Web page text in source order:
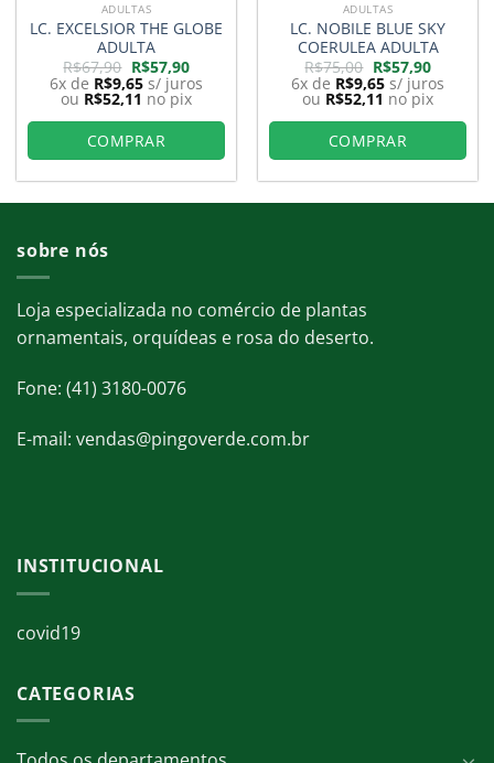
ADULTAS
LC. EXCELSIOR THE GLOBE
ADULTA
R$67,90 O
preço
original
era:
R$67,90.
R$57,90O
preço
atual
é:
R$57,90.
6x de R$9,65 s/ juros
ou R$52,11 no pix
COMPRAR
ADULTAS
LC. NOBILE BLUE SKY
COERULEA ADULTA
R$75,00 O
preço
original
era:
R$75,00.
R$57,90O
preço
atual
é:
R$57,90.
6x de R$9,65 s/ juros
ou R$52,11 no pix
COMPRAR
sobre nós
Loja especializada no comércio de plantas
ornamentais, orquídeas e rosa do deserto.
Fone: (41) 3180-0076
E-mail: vendas@pingoverde.com.br
INSTITUCIONAL
covid19
CATEGORIAS